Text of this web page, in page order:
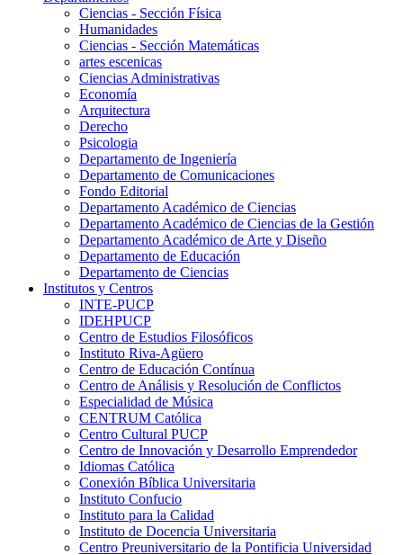
Ciencias - Sección Física
Humanidades
Ciencias - Sección Matemáticas
artes escenicas
Ciencias Administrativas
Economía
Arquitectura
Derecho
Psicologia
Departamento de Ingeniería
Departamento de Comunicaciones
Fondo Editorial
Departamento Académico de Ciencias
Departamento Académico de Ciencias de la Gestión
Departamento Académico de Arte y Diseño
Departamento de Educación
Departamento de Ciencias
Institutos y Centros
INTE-PUCP
IDEHPUCP
Centro de Estudios Filosóficos
Instituto Riva-Agüero
Centro de Educación Contínua
Centro de Análisis y Resolución de Conflictos
Especialidad de Música
CENTRUM Católica
Centro Cultural PUCP
Centro de Innovación y Desarrollo Emprendedor
Idiomas Católica
Conexión Bíblica Universitaria
Instituto Confucio
Instituto para la Calidad
Instituto de Docencia Universitaria
Centro Preuniversitario de la Pontificia Universidad